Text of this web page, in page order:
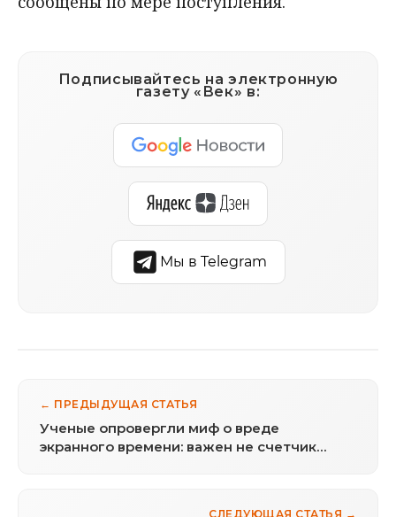
Подписывайтесь на электронную
газету «Век» в:
Мы в Telegram
← ПРЕДЫДУЩАЯ СТАТЬЯ
Ученые опровергли миф о вреде
экранного времени: важен не счетчик
СЛЕДУЮЩАЯ СТАТЬЯ →